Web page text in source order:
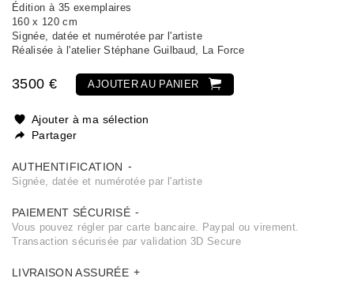
Édition à 35 exemplaires
160 x 120 cm
Signée, datée et numérotée par l'artiste
Réalisée à l'atelier Stéphane Guilbaud, La Force
3500 € AJOUTER AU PANIER
Ajouter à ma sélection
Partager
AUTHENTIFICATION
Signée, datée et numérotée par l'artiste
PAIEMENT SÉCURISÉ
Vous pouvez régler par carte bancaire. Paypal ou virement.
Transaction sécurisée par validation 3D Secure
LIVRAISON ASSURÉE